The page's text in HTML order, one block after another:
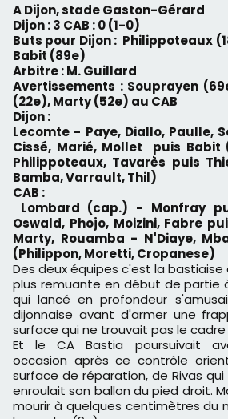
A Dijon, stade Gaston-Gérard
Dijon : 3 CAB : 0 (1-0)
Buts pour Dijon : Philippoteaux
Babit (89e)
Arbitre : M. Guillard
Avertissements : Souprayen
(22e), Marty (52e) au CAB
Dijon :
Lecomte - Paye, Diallo, Paulle,
Cissé, Marié, Mollet puis Babit
Philippoteaux, Tavarès puis
Bamba, Varrault, Thil)
CAB :
Lombard (cap.) - Monfray
Oswald, Phojo, Moizini, Fabre
Marty, Rouamba - N'Diaye,
(Philippon, Moretti, Cropanese)
Des deux équipes c'est la
plus remuante en début de partie
qui lancé en profondeur
dijonnaise avant d'armer une
surface qui ne trouvait pas le
Et le CA Bastia poursuivait
occasion après ce contrôle
surface de réparation, de Rivas qui
enroulait son ballon du pied droit.
mourir à quelques centimètres du